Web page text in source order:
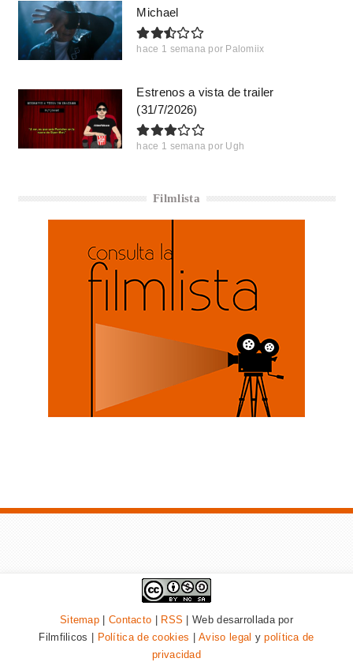
Michael
hace 1 semana por Palomiix
Estrenos a vista de trailer
(31/7/2026)
hace 1 semana por Ugh
Filmlista
Sitemap | Contacto | RSS | Web desarrollada por
Filmfilicos | Política de cookies |Aviso legal ypolítica de
privacidad